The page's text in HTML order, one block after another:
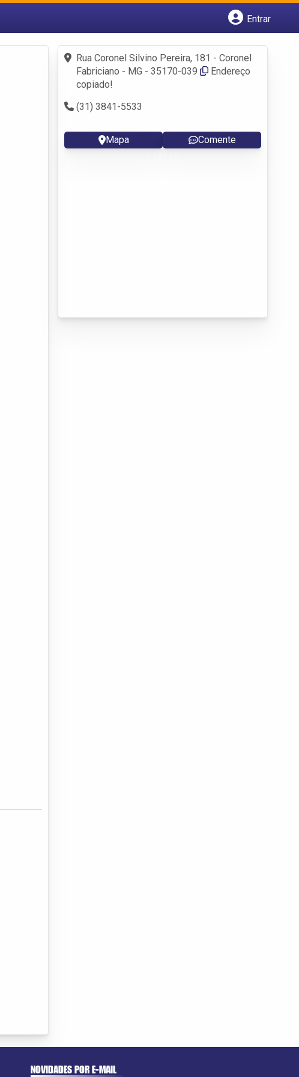
Entrar
Fazer login
Criar conta
Rua Coronel Silvino Pereira, 181 - Coronel
Fabriciano - MG - 35170-039
Endereço
copiado!
(31) 3841-5533
Mapa Comente
NOVIDADES POR E-MAIL